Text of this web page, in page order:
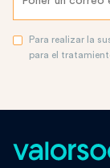
Para realizar la
para el